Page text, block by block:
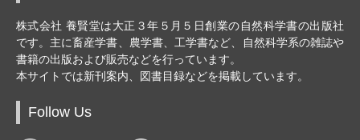
株式会社 養賢堂は大正３年５月５日創業の自然科学書の出版社
です。主に畜産学書、農学書、工学書など、自然科学系の雑誌や
書籍の出版および販売などを行っています。
本サイトでは新刊案内、図書目録などを掲載しています。
Follow Us